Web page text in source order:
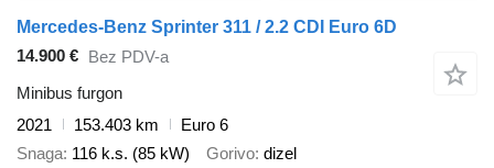
Mercedes-Benz Sprinter 311 / 2.2 CDI Euro 6D
14.900 € Bez PDV-a
Minibus furgon
2021
153.403 km
Euro 6
Snaga 116 k.s. (85 kW) Gorivo dizel